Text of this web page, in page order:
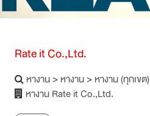
Rate it Co.,Ltd.
หางาน>หางาน>หางาน (ทุกเขต)
หางาน Rate it Co.,Ltd.